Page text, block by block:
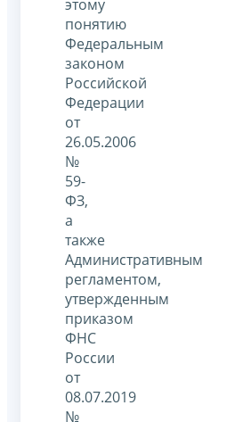
этому
понятию
Федеральным
законом
Российской
Федерации
от
26.05.2006
№
59-
ФЗ,
а
также
Административным
регламентом,
утвержденным
приказом
ФНС
России
от
08.07.2019
№